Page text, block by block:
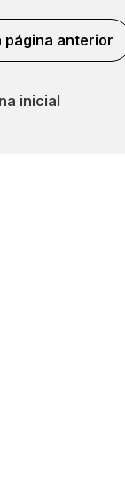
página anterior
inicial